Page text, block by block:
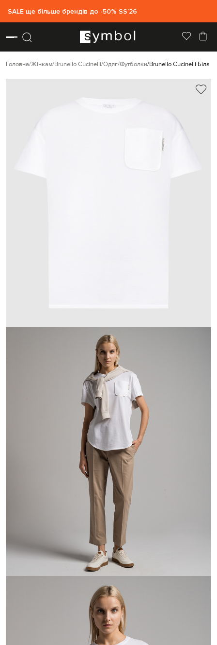
SALE ще більше брендів до -50% SS`26
Головна Жінкам Brunello Cucinelli Одяг Футболки Brunello Cucinelli Біла